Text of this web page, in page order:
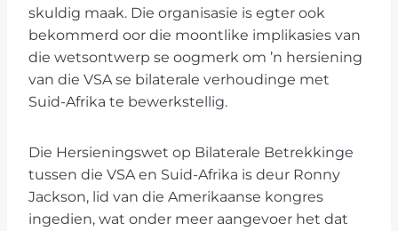
skuldig maak. Die organisasie is egter ook
bekommerd oor die moontlike implikasies van
die wetsontwerp se oogmerk om ’n hersiening
van die VSA se bilaterale verhoudinge met
Suid-Afrika te bewerkstellig.
Die Hersieningswet op Bilaterale Betrekkinge
tussen die VSA en Suid-Afrika is deur Ronny
Jackson, lid van die Amerikaanse kongres
ingedien, wat onder meer aangevoer het dat